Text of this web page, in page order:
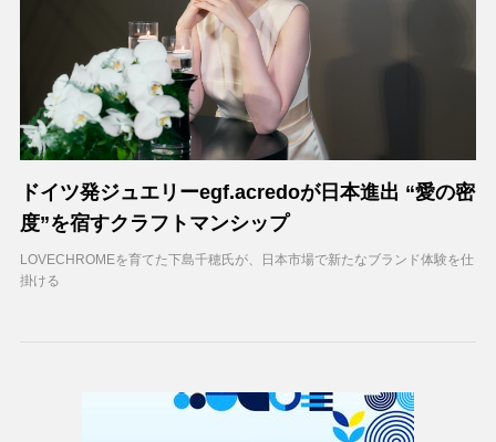
ドイツ発ジュエリーegf.acredoが日本進出 “愛の密
度”を宿すクラフトマンシップ
LOVECHROMEを育てた下島千穂氏が、日本市場で新たなブランド体験を仕
掛ける